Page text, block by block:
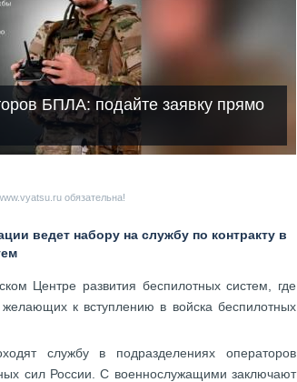
БПЛА: подайте заявку прямо
обязательна!
ведет набору на службу по контракту в
Центре развития беспилотных систем, где
к вступлению в войска беспилотных
службу в подразделениях операторов
сил России. С военнослужащими заключают